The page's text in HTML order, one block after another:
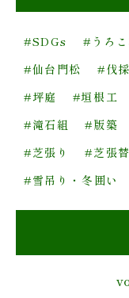
#SDGs #うろ
#仙台門松
#伐採
#坪庭
#垣根工
#滝石組
#版築
#芝張り
#芝張
#雪吊り・冬囲い